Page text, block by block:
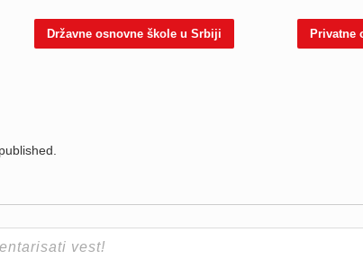
Državne osnovne škole u Srbiji Privatne